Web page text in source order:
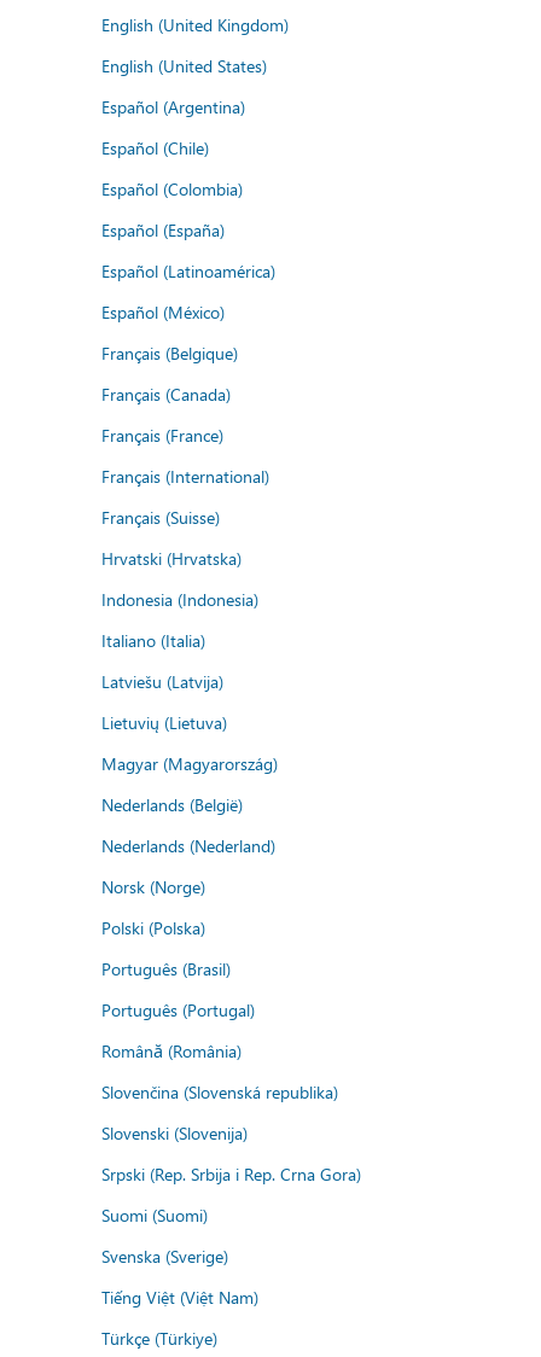
English (United Kingdom)
English (United States)
Español (Argentina)
Español (Chile)
Español (Colombia)
Español (España)
Español (Latinoamérica)
Español (México)
Français (Belgique)
Français (Canada)
Français (France)
Français (International)
Français (Suisse)
Hrvatski (Hrvatska)
Indonesia (Indonesia)
Italiano (Italia)
Latviešu (Latvija)
Lietuvių (Lietuva)
Magyar (Magyarország)
Nederlands (België)
Nederlands (Nederland)
Norsk (Norge)
Polski (Polska)
Português (Brasil)
Português (Portugal)
Română (România)
Slovenčina (Slovenská republika)
Slovenski (Slovenija)
Srpski (Rep. Srbija i Rep. Crna Gora)
Suomi (Suomi)
Svenska (Sverige)
Tiếng Việt (Việt Nam)
Türkçe (Türkiye)